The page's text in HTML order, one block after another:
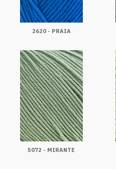
2620 - PRAIA
5072 - MIRANTE